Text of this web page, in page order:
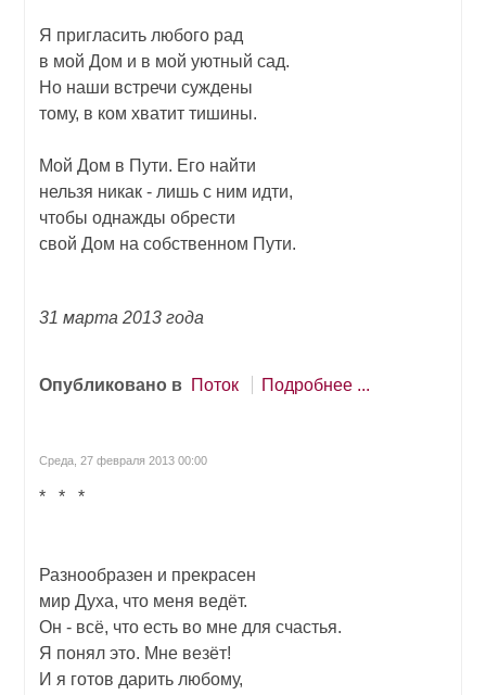
Я пригласить любого рад
в мой Дом и в мой уютный сад.
Но наши встречи суждены
тому, в ком хватит тишины.
Мой Дом в Пути. Его найти
нельзя никак - лишь с ним идти,
чтобы однажды обрести
свой Дом на собственном Пути.
31 марта 2013 года
Опубликовано в Поток Подробнее ...
Среда, 27 февраля 2013 00:00
* * *
Разнообразен и прекрасен
мир Духа, что меня ведёт.
Он - всё, что есть во мне для счастья.
Я понял это. Мне везёт!
И я готов дарить любому,